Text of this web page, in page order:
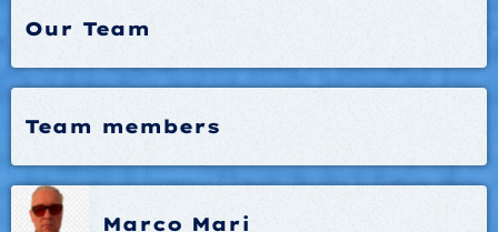
Our Team
Team members
Marco Mari